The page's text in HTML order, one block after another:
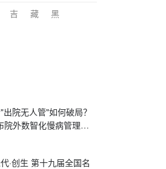
吉 藏 黑
院无人管"如何破局？
院外数智化慢病管理白
·创生 第十九届全国名